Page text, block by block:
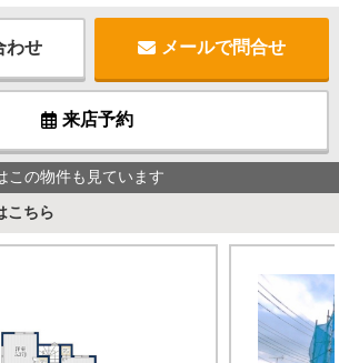
わせ メールで問合せ
来店予約
この物件も見ています
こちら